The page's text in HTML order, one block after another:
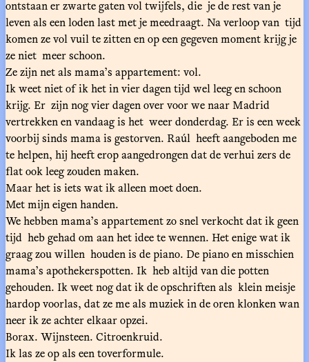
ontstaan er zwarte gaten vol twijfels, die je de rest van je
leven als een loden last met je meedraagt. Na verloop van tijd
komen ze vol vuil te zitten en op een gegeven moment krijg je
ze niet meer schoon.
Ze zijn net als mama’s appartement: vol.
Ik weet niet of ik het in vier dagen tijd wel leeg en schoon
krijg. Er zijn nog vier dagen over voor we naar Madrid
vertrekken en vandaag is het weer donderdag. Er is een week
voorbij sinds mama is gestorven. Raúl heeft aangeboden me
te helpen, hij heeft erop aangedrongen dat de verhui zers de
flat ook leeg zouden maken.
Maar het is iets wat ik alleen moet doen.
Met mijn eigen handen.
We hebben mama’s appartement zo snel verkocht dat ik geen
tijd heb gehad om aan het idee te wennen. Het enige wat ik
graag zou willen houden is de piano. De piano en misschien
mama’s apothekerspotten. Ik heb altijd van die potten
gehouden. Ik weet nog dat ik de opschriften als klein meisje
hardop voorlas, dat ze me als muziek in de oren klonken wan
neer ik ze achter elkaar opzei.
Borax. Wijnsteen. Citroenkruid.
Ik las ze op als een toverformule.